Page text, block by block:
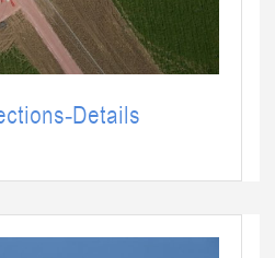
Details